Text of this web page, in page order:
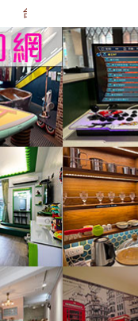
台南包棟民宿~台南民宿